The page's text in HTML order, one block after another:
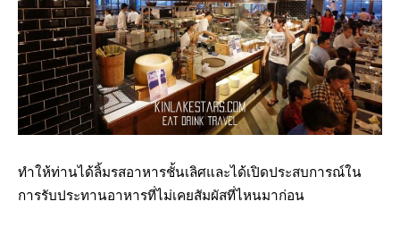
ทำให้ท่านได้ลิ้มรสอาหารชั้นเลิศและได้เปิดประสบการณ์ใน
การรับประทานอาหารที่ไม่เคยสัมผัสที่ไหนมาก่อน